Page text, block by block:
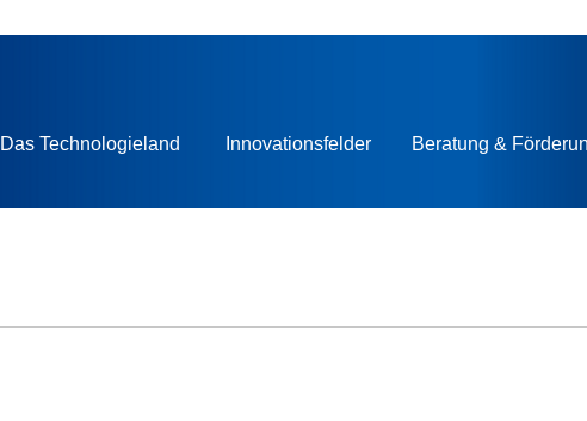
Das Technologieland Innovationsfelder Beratung &